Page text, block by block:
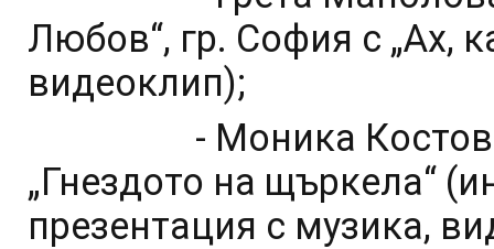
Любов“, гр. София с „Ах,
видеоклип);
- Моника Костова от
„Гнездото на щъркела“
презентация с музика,